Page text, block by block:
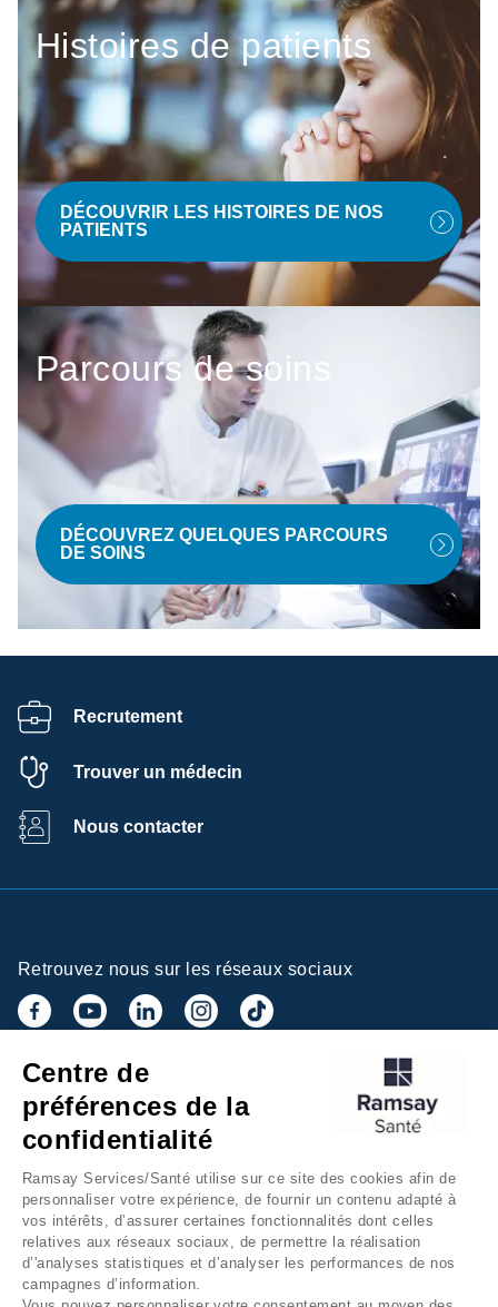
Histoires de patients
DÉCOUVRIR LES HISTOIRES DE NOS
PATIENTS
Parcours de soins
DÉCOUVREZ QUELQUES PARCOURS
DE SOINS
Recrutement
Trouver un médecin
Nous contacter
Retrouvez nous sur les réseaux sociaux
Inscrivez-vous à la newsletter
Groupe Ramsay Santé Mentions légales
Centre de
préférences de la
confidentialité
Ramsay Services/Santé utilise sur ce site des cookies afin de
personnaliser votre expérience, de fournir un contenu adapté à
vos intérêts, d’assurer certaines fonctionnalités dont celles
relatives aux réseaux sociaux, de permettre la réalisation
d’'analyses statistiques et d’analyser les performances de nos
campagnes d’information.